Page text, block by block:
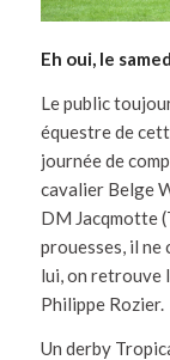
Eh oui, le
Le public
équestre de
journée de
cavalier Belge
DM Jacqmotte
prouesses, il ne
lui, on retrouve
Philippe Rozier.
Un derby